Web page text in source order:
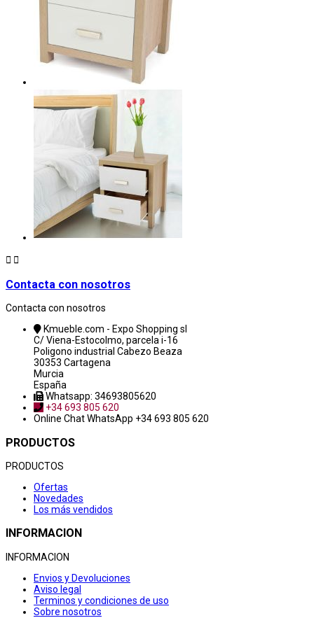
 
Contacta con nosotros
Contacta con nosotros
Kmueble.com - Expo Shopping sl
C/ Viena-Estocolmo, parcela i-16
Poligono industrial Cabezo Beaza
30353 Cartagena
Murcia
España
Whatsapp: 34693805620
+34 693 805 620
Online ChatWhatsApp +34 693 805 620
PRODUCTOS
PRODUCTOS
Ofertas
Novedades
Los más vendidos
INFORMACION
INFORMACION
Envios y Devoluciones
Aviso legal
Terminos y condiciones de uso
Sobre nosotros